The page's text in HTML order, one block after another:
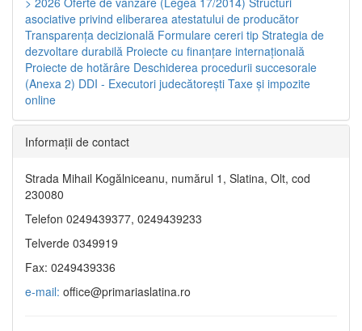
asociative privind eliberarea atestatului de producător
Transparenţa decizională Formulare cereri tip Strategia de
dezvoltare durabilă Proiecte cu finanţare internaţională
Proiecte de hotărâre Deschiderea procedurii succesorale
(Anexa 2) DDI - Executori judecătorești Taxe şi impozite
online
Informaţii de contact
Strada Mihail Kogălniceanu, numărul 1, Slatina, Olt, cod
230080
Telefon 0249439377, 0249439233
Telverde 0349919
Fax: 0249439336
e-mail: office@primariaslatina.ro